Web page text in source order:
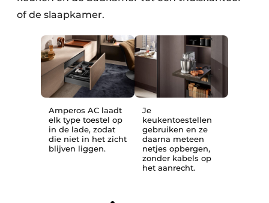
of de slaapkamer.
Amperos AC laadt
elk type toestel op
in de lade, zodat
die niet in het zicht
blijven liggen.
Je
keukentoestellen
gebruiken en ze
daarna meteen
netjes opbergen,
zonder kabels op
het aanrecht.